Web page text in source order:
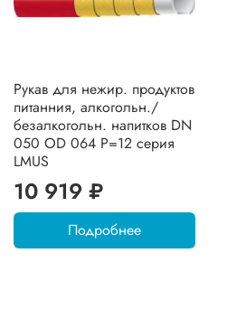
Рукав для нежир. продуктов
питанния, алкогольн./
безалкогольн. напитков DN
050 OD 064 Р=12 серия
LMUS
10 919 ₽
Подробнее